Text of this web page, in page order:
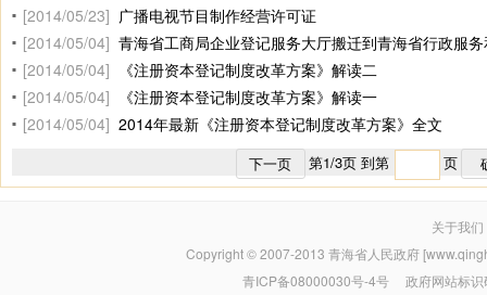
[2014/05/23] 广播电视节目制作经营许可证
[2014/05/04] 青海省工商局企业登记服务大厅搬迁到青海省行政服
[2014/05/04]
《注册资本登记制度改革方案》解读二
[2014/05/04]
《注册资本登记制度改革方案》解读一
[2014/05/04] 2014年最新《注册资本登记制度改革方案》全文
下一页 第1/3页 到第 页
关于我们
Copyright © 2007-2013 青海省人民政府
青ICP备08000030号-4号 政府网站标